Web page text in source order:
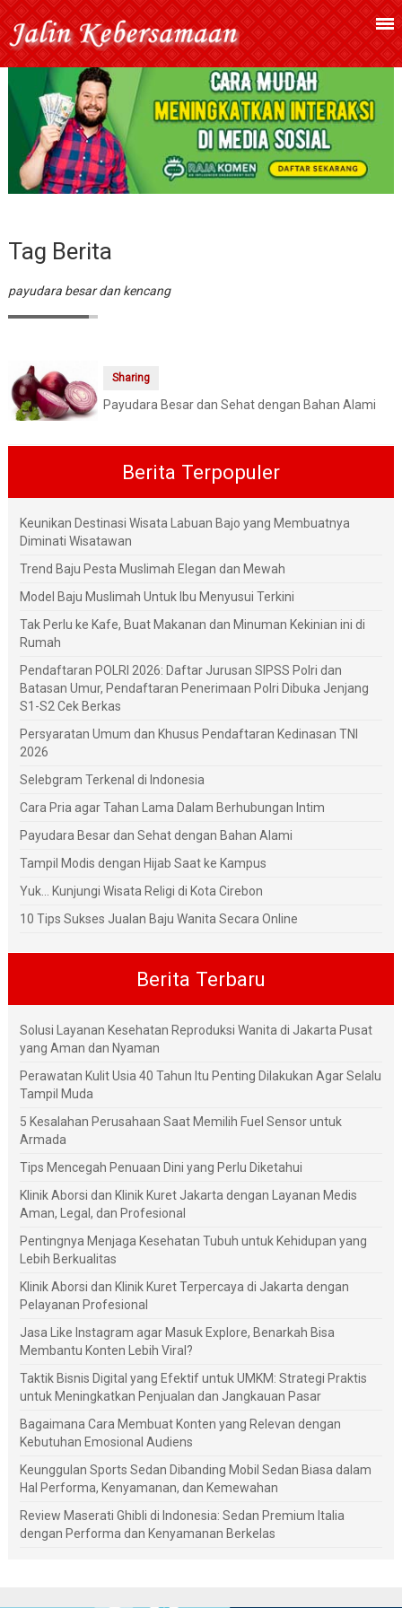
Tag Berita
payudara besar dan kencang
Sharing
Payudara Besar dan Sehat dengan Bahan Alami
Berita Terpopuler
Keunikan Destinasi Wisata Labuan Bajo yang Membuatnya
Diminati Wisatawan
Trend Baju Pesta Muslimah Elegan dan Mewah
Model Baju Muslimah Untuk Ibu Menyusui Terkini
Tak Perlu ke Kafe, Buat Makanan dan Minuman Kekinian ini di
Rumah
Pendaftaran POLRI 2026: Daftar Jurusan SIPSS Polri dan
Batasan Umur, Pendaftaran Penerimaan Polri Dibuka Jenjang
S1-S2 Cek Berkas
Persyaratan Umum dan Khusus Pendaftaran Kedinasan TNI
2026
Selebgram Terkenal di Indonesia
Cara Pria agar Tahan Lama Dalam Berhubungan Intim
Payudara Besar dan Sehat dengan Bahan Alami
Tampil Modis dengan Hijab Saat ke Kampus
Yuk... Kunjungi Wisata Religi di Kota Cirebon
10 Tips Sukses Jualan Baju Wanita Secara Online
Berita Terbaru
Solusi Layanan Kesehatan Reproduksi Wanita di Jakarta Pusat
yang Aman dan Nyaman
Perawatan Kulit Usia 40 Tahun Itu Penting Dilakukan Agar Selalu
Tampil Muda
5 Kesalahan Perusahaan Saat Memilih Fuel Sensor untuk
Armada
Tips Mencegah Penuaan Dini yang Perlu Diketahui
Klinik Aborsi dan Klinik Kuret Jakarta dengan Layanan Medis
Aman, Legal, dan Profesional
Pentingnya Menjaga Kesehatan Tubuh untuk Kehidupan yang
Lebih Berkualitas
Klinik Aborsi dan Klinik Kuret Terpercaya di Jakarta dengan
Pelayanan Profesional
Jasa Like Instagram agar Masuk Explore, Benarkah Bisa
Membantu Konten Lebih Viral?
Taktik Bisnis Digital yang Efektif untuk UMKM: Strategi Praktis
untuk Meningkatkan Penjualan dan Jangkauan Pasar
Bagaimana Cara Membuat Konten yang Relevan dengan
Kebutuhan Emosional Audiens
Keunggulan Sports Sedan Dibanding Mobil Sedan Biasa dalam
Hal Performa, Kenyamanan, dan Kemewahan
Review Maserati Ghibli di Indonesia: Sedan Premium Italia
dengan Performa dan Kenyamanan Berkelas